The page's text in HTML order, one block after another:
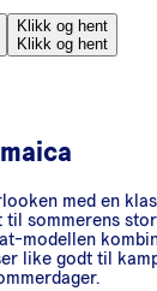
Klikk og hent
Klikk og hent
med en
sommerens
modellen
like godt til